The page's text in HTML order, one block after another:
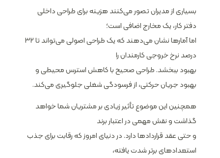
بسیاری از مدیران تصور می‌کنند هزینه برای طراحی داخلی
دفتر کار، یک مخارج اضافی است؛
اما آمارها نشان می‌دهند که یک طراحی اصولی می‌تواند تا ۳۲
درصد نرخ خروجی کارمندان را
بهبود ببخشد. طراحی صحیح با کاهش استرس محیطی و
بهبود جریان حرکتی، از فرسودگی شغلی جلوگیری می‌کند.
همچنین این موضوع تأثیر زیادی بر مشتریان شما خواهد
گذاشت و نقش مهمی در اعتبار برند
و حتی عقد قراردادها دارد. در دنیای امروز که رقابت برای جذب
استعدادهای برتر شدت یافته،